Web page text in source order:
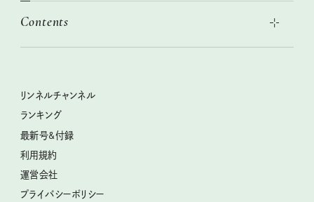
本当に使える「旅道具」
母の日に贈りたい、お花モチーフのアイテム
女子旅おすすめスポット 暮らすように心地いいリンネル旅ガイ
リンネル 暮らしの道具大賞
ナチュラルメイクレッスン
喜ばれる贈り物手帖
ぐれいさん
空想喫茶トラノコクさんのあの店この店、喫茶訪問日記
圷みほさんのゆるっと週末キャンプ通信
豆柴・まもるくんの旅日記
柳沢小実さんのお散歩するようなゆるり旅
Contents
リンネル暮らし部
リンネルチャンネル
おぱんつ君のわくわく楽しい一週間占い
毎日が心地よくなるリンネルタロット
リンネルチャンネル
ランキング
最新号&付録
利用規約
運営会社
プライバシーポリシー